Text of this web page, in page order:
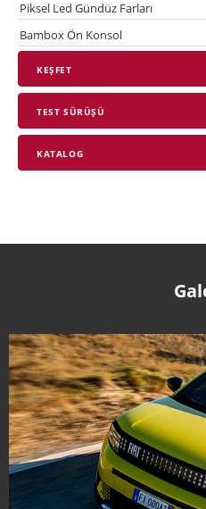
Piksel Led Gündüz Farları
Bambox Ön Konsol
KEŞFET
TEST SÜRÜŞÜ
KATALOG